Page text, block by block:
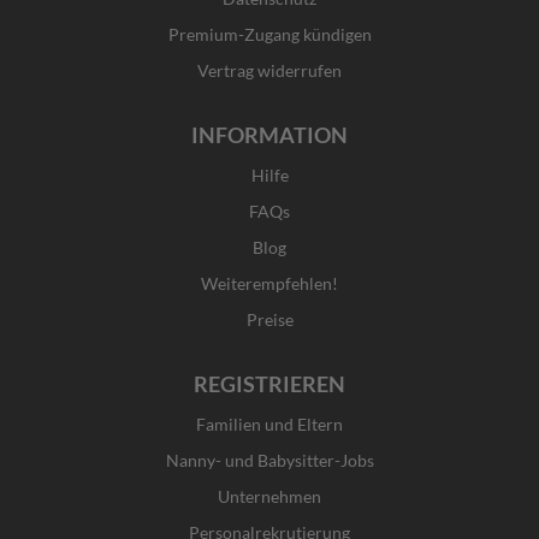
f
m
r
Premium-Zugang kündigen
Vertrag widerrufen
INFORMATION
Hilfe
FAQs
Blog
Weiterempfehlen!
Preise
REGISTRIEREN
Familien und Eltern
Nanny- und Babysitter-Jobs
Unternehmen
Personalrekrutierung